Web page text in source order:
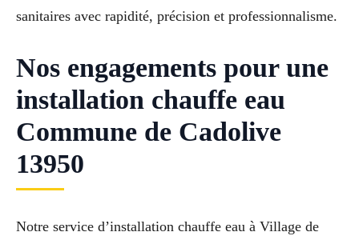
sanitaires avec rapidité, précision et professionnalisme.
Nos engagements pour une
installation chauffe eau
Commune de Cadolive
13950
Notre service d’installation chauffe eau à Village de